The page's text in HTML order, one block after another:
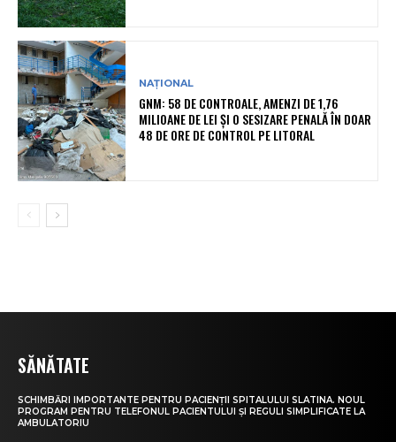
NAȚIONAL
GNM: 58 DE CONTROALE, AMENZI DE 1,76
MILIOANE DE LEI ȘI O SESIZARE PENALĂ ÎN DOAR
48 DE ORE DE CONTROL PE LITORAL
SĂNĂTATE
SCHIMBĂRI IMPORTANTE PENTRU PACIENȚII SPITALULUI SLATINA. NOUL
PROGRAM PENTRU TELEFONUL PACIENTULUI ȘI REGULI SIMPLIFICATE LA
AMBULATORIU